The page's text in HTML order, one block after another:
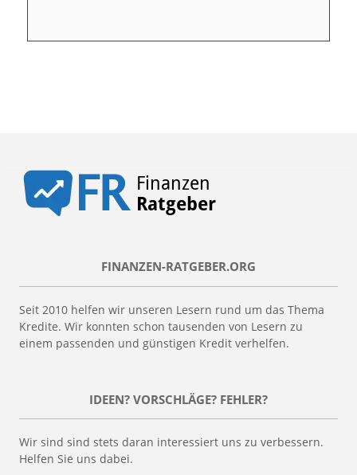
FINANZEN-RATGEBER.ORG
Seit 2010 helfen wir unseren Lesern rund um das Thema
Kredite. Wir konnten schon tausenden von Lesern zu
einem passenden und günstigen Kredit verhelfen.
IDEEN? VORSCHLÄGE? FEHLER?
Wir sind sind stets daran interessiert uns zu verbessern.
Helfen Sie uns dabei.